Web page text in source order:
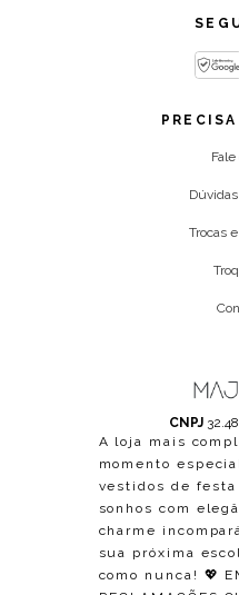
Trocas
CNPJ
A loja mais
momento
vestidos de
sonhos com
charme
sua próxima
como nunca! 💖